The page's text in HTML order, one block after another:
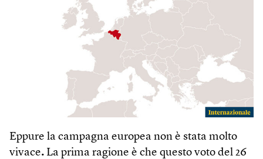
Eppure la campagna europea non è stata molto
vivace. La prima ragione è che questo voto del 26